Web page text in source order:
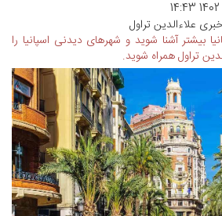
علاءالدین تراول
بیشتر آشنا شوید و شهرهای دیدنی اسپانیا را
تراول همراه شوید.